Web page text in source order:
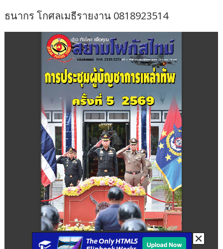
ธนากร โกศลเมธีรายงาน 0818923514